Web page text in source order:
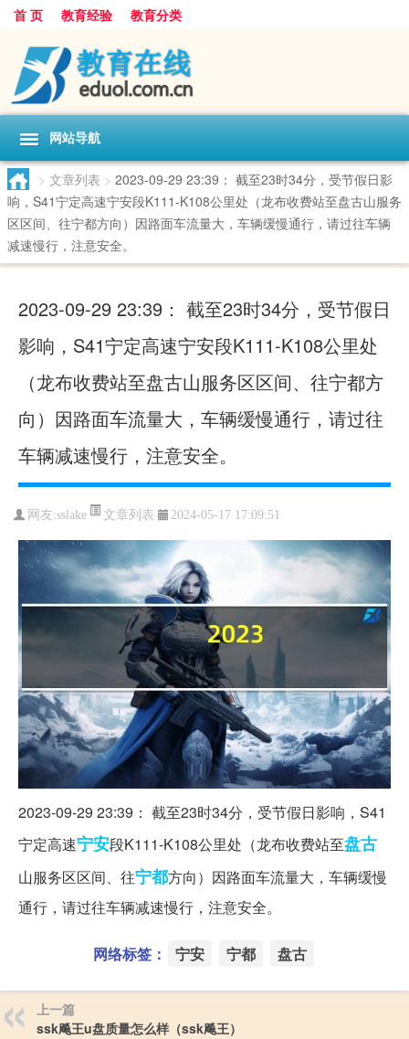
首 页 教育经验 教育分类
网站导航
> 文章列表 > 2023-09-29 23:39： 截至23时34分，受节假日影
响，S41宁定高速宁安段K111-K108公里处（龙布收费站至盘古山服务
区区间、往宁都方向）因路面车流量大，车辆缓慢通行，请过往车辆
减速慢行，注意安全。​​​
2023-09-29 23:39： 截至23时34分，受节假日
影响，S41宁定高速宁安段K111-K108公里处
（龙布收费站至盘古山服务区区间、往宁都方
向）因路面车流量大，车辆缓慢通行，请过往
车辆减速慢行，注意安全。​​​
网友:sslake 文章列表 2024-05-17 17:09:51
2023-09-29 23:39： 截至23时34分，受节假日影响，S41
宁定高速宁安段K111-K108公里处（龙布收费站至盘古
山服务区区间、往宁都方向）因路面车流量大，车辆缓慢
通行，请过往车辆减速慢行，注意安全。​​​
网络标签： 宁安 宁都 盘古
上一篇
ssk飚王u盘质量怎么样（ssk飚王）